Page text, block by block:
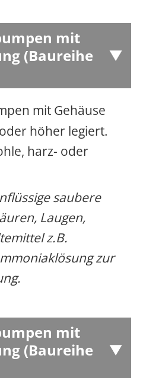
mit
(Baureihe
mit Gehäuse
höher legiert.
harz- oder
saubere
Laugen,
z.B.
zur
mit
(Baureihe